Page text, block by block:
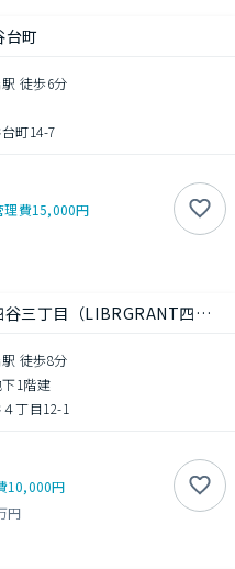
台町
徒歩6分
町14-7
理費15,000円
リーブルグラント四谷三丁目（LIBRGRANT四谷三丁目）
徒歩8分
1階建
丁目12-1
10,000円
円